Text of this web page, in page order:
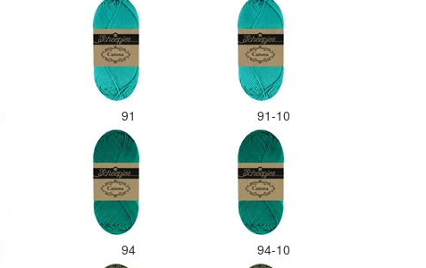
91 91-10
94 94-10